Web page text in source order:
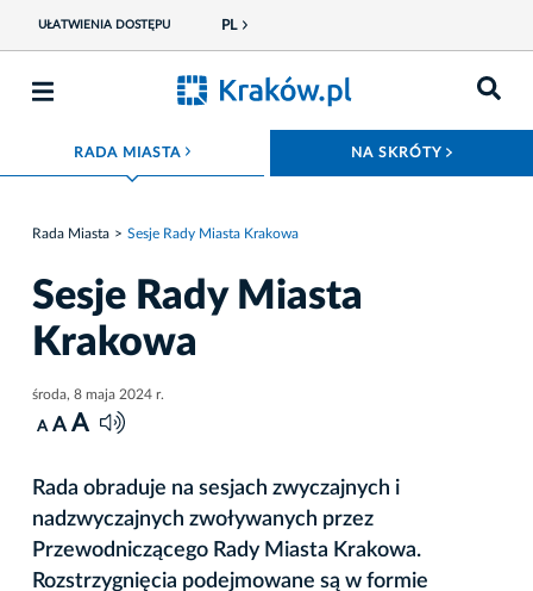
UŁATWIENIA DOSTĘPU PL
RADA MIASTAROZWIŃ MENU NA SKRÓTY
Rada Miasta Sesje Rady Miasta Krakowa
Sesje Rady Miasta
Krakowa
środa, 8 maja 2024 r.
A A A
Rada obraduje na sesjach zwyczajnych i
nadzwyczajnych zwoływanych przez
Przewodniczącego Rady Miasta Krakowa.
Rozstrzygnięcia podejmowane są w formie